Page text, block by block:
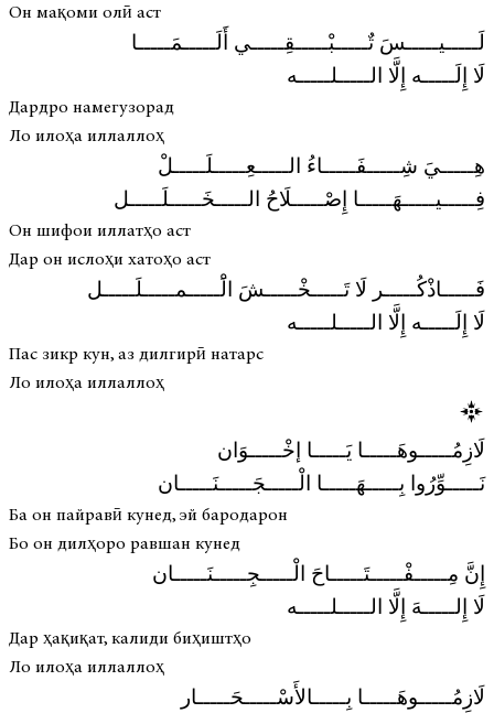
Он мақоми олӣ аст
لَـــــيـــــسَ تٌـــــبْـــــقِـــــي أَلَـــــمَـــــا
لَا إِلَـــــه إِلَّا الـــــلـــــه
Дардро намегузорад
Ло илоҳа иллаллоҳ
هِـــــيَ شِـــــفَـــــاءُ الـــــعِـــــلَـــــلْ
فِـــــيـــــهَـــــا إِصْـــــلَاحُ الـــــخَـــــلَـــــل
Он шифои иллатҳо аст
Дар он ислоҳи хатоҳо аст
فَـــــاذْكُـــــر لَا تَـــــخْـــــشَ الَْـــــمـــــلَـــــل
لَا إِلَـــــه إِلَّا الـــــلـــــه
Пас зикр кун, аз дилгирӣ натарс
Ло илоҳа иллаллоҳ
لَازِمُـــــوهَـــــا يَـــــا إخْـــــوَان
نَـــــوِّرُوا بِـــــهَـــــا الْـــــجَـــــنَـــــان
Ба он пайравӣ кунед, эй бародарон
Бо он дилҳоро равшан кунед
إِنَّ مِـــــفْـــــتَـــــاحَ الْـــــجِـــــنَـــــان
لَا إِلـــــهَ إِلَّا الـــــلـــــه
Дар ҳақиқат, калиди биҳиштҳо
Ло илоҳа иллаллоҳ
لَازِمُـــــوهَـــــا بِـــــالأَسْـــــحَـــــار